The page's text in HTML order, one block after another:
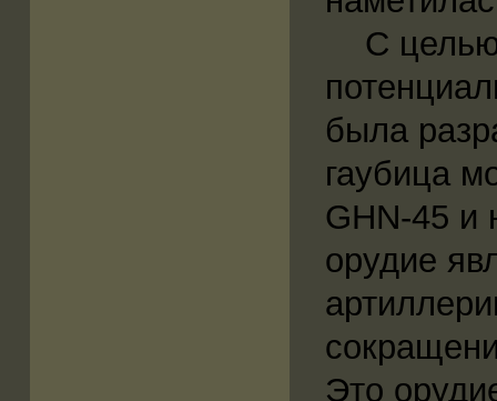
С целью
была
гаубица
GHN-45 и
орудие
Это